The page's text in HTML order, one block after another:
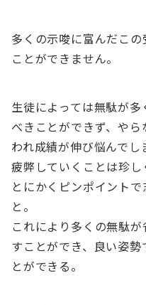
多くの示唆に富んだこ
ことができません。
生徒によっては無駄が
べきことができず、や
われ成績が伸び悩んで
疲弊していくことは珍し
とにかくピンポイント
と。
これにより多くの無駄
すことができ、良い姿
とができる。